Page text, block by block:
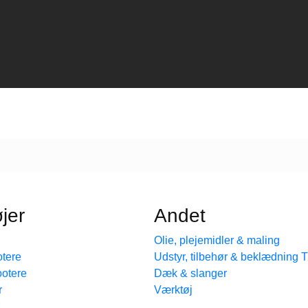
Andet
Olie, plejemidler & maling
Udstyr, tilbehør & beklædning
Dæk & slanger
Værktøj